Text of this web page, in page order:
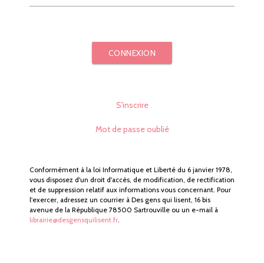
CONNEXION
S'inscrire
Mot de passe oublié
Conformément à la loi Informatique et Liberté du 6 janvier 1978,
vous disposez d'un droit d'accès, de modification, de rectification
et de suppression relatif aux informations vous concernant. Pour
l'exercer, adressez un courrier à Des gens qui lisent, 16 bis
avenue de la République 78500 Sartrouville ou un e-mail à
librairie@desgensquilisent.fr